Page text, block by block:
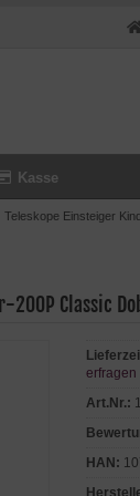
Kasse
Teleskope Einsteiger
200P Classic
erfragen
Art.Nr.:
HAN: